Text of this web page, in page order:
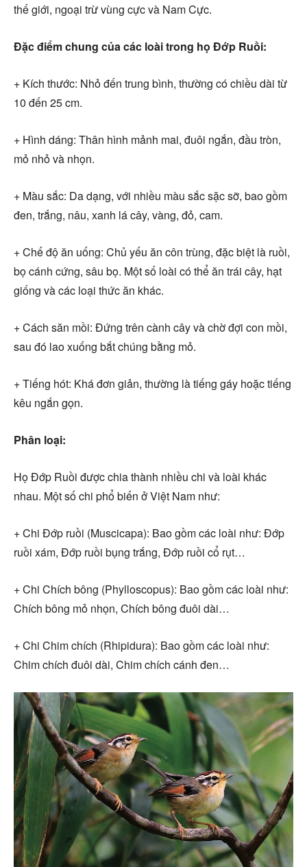
thế giới, ngoại trừ vùng cực và Nam Cực.
Đặc điểm chung của các loài trong họ Đớp Ruồi:
+ Kích thước: Nhỏ đến trung bình, thường có chiều dài từ
10 đến 25 cm.
+ Hình dáng: Thân hình mảnh mai, đuôi ngắn, đầu tròn,
mỏ nhỏ và nhọn.
+ Màu sắc: Da dạng, với nhiều màu sắc sặc sỡ, bao gồm
đen, trắng, nâu, xanh lá cây, vàng, đỏ, cam.
+ Chế độ ăn uống: Chủ yếu ăn côn trùng, đặc biệt là ruồi,
bọ cánh cứng, sâu bọ. Một số loài có thể ăn trái cây, hạt
giống và các loại thức ăn khác.
+ Cách săn mồi: Đứng trên cành cây và chờ đợi con mồi,
sau đó lao xuống bắt chúng bằng mỏ.
+ Tiếng hót: Khá đơn giản, thường là tiếng gáy hoặc tiếng
kêu ngắn gọn.
Phân loại:
Họ Đớp Ruồi được chia thành nhiều chi và loài khác
nhau. Một số chi phổ biến ở Việt Nam như:
+ Chi Đớp ruồi (Muscicapa): Bao gồm các loài như: Đớp
ruồi xám, Đớp ruồi bụng trắng, Đớp ruồi cổ rụt…
+ Chi Chích bông (Phylloscopus): Bao gồm các loài như:
Chích bông mỏ nhọn, Chích bông đuôi dài…
+ Chi Chim chích (Rhipidura): Bao gồm các loài như:
Chim chích đuôi dài, Chim chích cánh đen…